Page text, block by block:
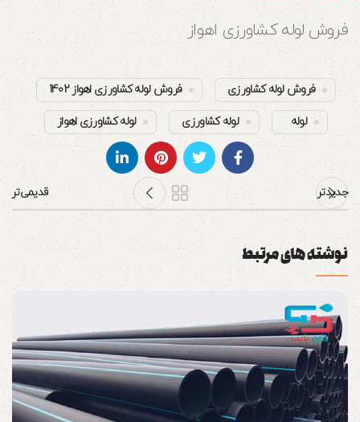
فروش لوله کشاورزی اهواز
فروش لوله کشاورزی فروش لوله کشاورزی اهواز 1402
لوله لوله کشاورزی لوله کشاورزی اهواز
جدیدتر قدیمی‌تر
نوشته های مرتبط